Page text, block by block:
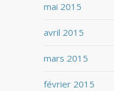
mai 2015
avril 2015
mars 2015
février 2015